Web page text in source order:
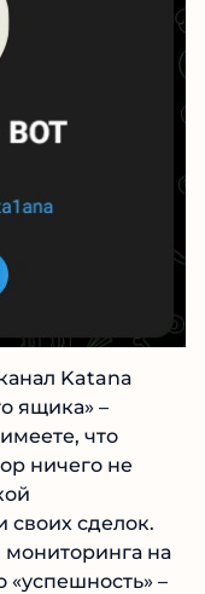
Katana
ящика» –
что
ничего не
своих сделок.